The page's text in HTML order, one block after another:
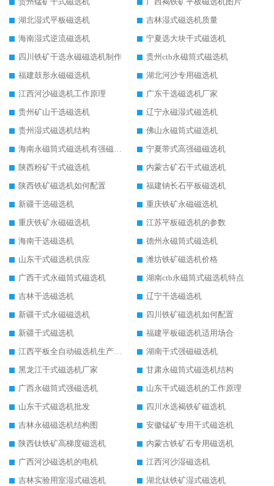
湖北湿式平板磁选机
吉林湿式磁选机质量
海南湿式逆流磁选机
宁夏选大块干式磁选机
四川铁矿干选永磁磁选机制作
贵州ctb永磁筒式磁选机
福建鼓形永磁磁选机
湖北河沙专用磁选机
江西河沙磁选机工作原理
广东干选磁选机厂家
贵州矿山干选磁选机
辽宁永磁湿式磁选机
贵州湿式磁选机结构
佛山永磁筒式磁选机
海南永磁筒式磁选机有强磁的吗
宁夏带式高强磁磁选机
陕西粉矿干式磁选机
内蒙古矿石干式磁选机
陕西铁矿磁选机如何配置
福建钠长石平板磁选机
新疆干选磁选机
重庆铁矿永磁磁选机
重庆铁矿永磁磁选机
江苏平板磁选机的参数
海南干选磁选机
德州永磁筒式磁选机
山东干式磁选机供应
潍坊铁矿磁选机价格
广西干式永磁筒式磁选机
湖南ctb永磁筒式磁选机特点
吉林干选磁选机
辽宁干选磁选机
新疆干式永磁磁选机
四川铁矿磁选机如何配置
新疆干式磁选机
福建平板磁选机适用场合
江西平板全自动磁选机生产厂家
湖南干式强磁磁选机
黑龙江干式磁选机厂家
甘肃永磁筒式磁选机结构
广西永磁筒式强磁选机
山东干式磁选机的工作原理
山东干式磁选机批发
四川水选褐铁矿磁选机
吉林永磁磁选机结构图
安徽锰矿专用干式磁选机
陕西钛铁矿高梯度磁选机
内蒙古铁矿石专用磁选机
广西河沙磁选机的电机
江西河沙湿磁选机
吉林实验用室湿式磁选机
湖北钛铁矿湿式磁选机